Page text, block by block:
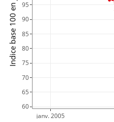
janv. 2005
60
65
70
75
80
85
90
95